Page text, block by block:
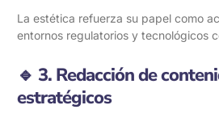
La estética refuerza su papel como
entornos regulatorios y tecnológicos
🔹 3. Redacción de
estratégicos